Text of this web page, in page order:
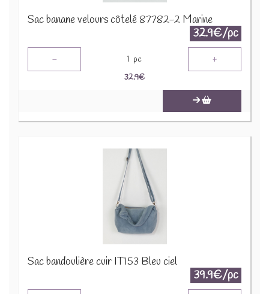
Sac banane velours côtelé 87782-2 Marine
32.9€/pc
- 1 pc +
32.9€
Sac bandoulière cuir IT153 Bleu ciel
39.9€/pc